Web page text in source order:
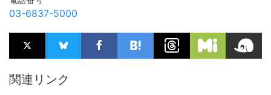
03-6837-5000
関連リンク